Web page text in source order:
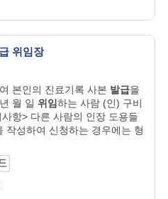
위임장
본인의 진료기록 사본 발급을
월 일 위임하는 사람 (인) 구비
항> 다른 사람의 인장 도용들
작성하여 신청하는 경우에는 형